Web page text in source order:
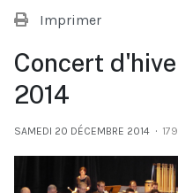
Imprimer
Concert
2014
SAMEDI 20 DÉCEMBRE 2014